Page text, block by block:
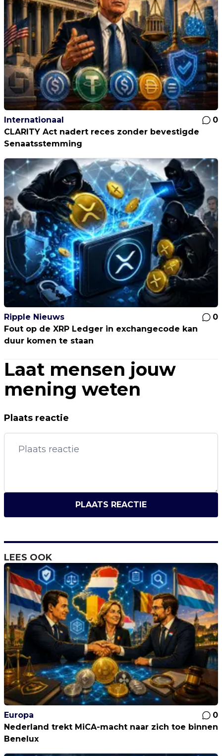
Internationaal
0
CLARITY Act nadert reces zonder bevestigde
Senaatsstemming
Ripple Nieuws
0
Fout op de XRP Ledger in exchangecode kan
duur komen te staan
Laat mensen jouw
mening weten
Plaats reactie
PLAATS REACTIE
LEES OOK
Europa
0
Nederland trekt MiCA-macht naar zich toe binnen
Benelux